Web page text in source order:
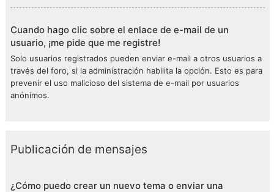
Cuando hago clic sobre el enlace de e-mail de un
usuario, ¡me pide que me registre!
Solo usuarios registrados pueden enviar e-mail a otros usuarios a
través del foro, si la administración habilita la opción. Esto es para
prevenir el uso malicioso del sistema de e-mail por usuarios
anónimos.
Publicación de mensajes
¿Cómo puedo crear un nuevo tema o enviar una